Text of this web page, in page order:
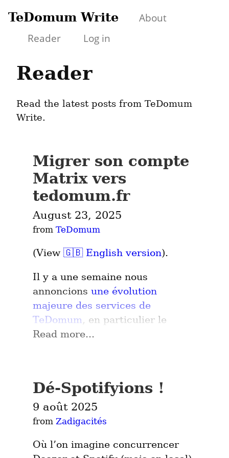
TeDomum Write
About
Reader
Log in
Reader
Read the latest posts from TeDomum
Write.
Migrer son compte
Matrix vers
tedomum.fr
August 23, 2025
from TeDomum
(View 🇬🇧 English version).
Il y a une semaine nous
annoncions une évolution
majeure des services de
TeDomum, en particulier le
Cet article a pour but de vous
accompagner pour une migration
tedomum.fr . La migration
Read more...
Dé-Spotifyions !
9 août 2025
from Zadigacités
Où l’on imagine concurrencer